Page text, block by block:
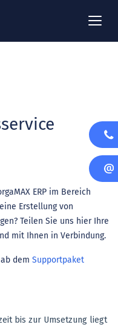
ERP im Bereich
Erstellung von
Teilen Sie uns hier Ihre
mit Ihnen in Verbindung.
dem Supportpaket